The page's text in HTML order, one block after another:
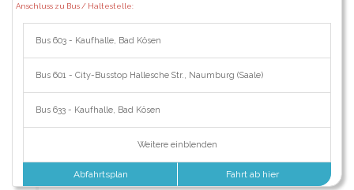
Anschluss zu Bus / Haltestelle:
Bus 603 - Kaufhalle, Bad Kösen
Bus 601 - City-Busstop Hallesche Str., Naumburg (Saale)
Bus 633 - Kaufhalle, Bad Kösen
Weitere einblenden
Abfahrtsplan Fahrt ab hier